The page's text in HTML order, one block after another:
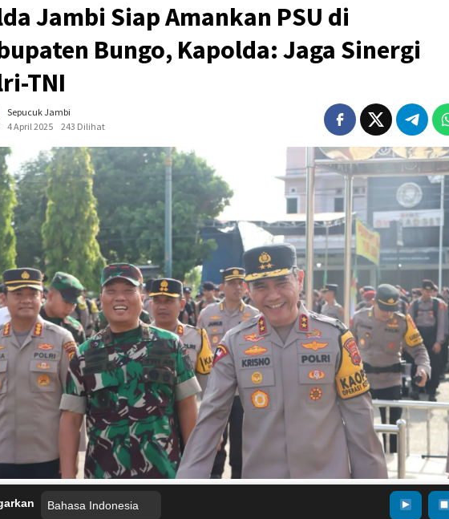
Jambi Siap Amankan PSU di
Bungo, Kapolda: Jaga Sinergi
TNI
Sepucuk Jambi
4 April 2025
243 Dilihat